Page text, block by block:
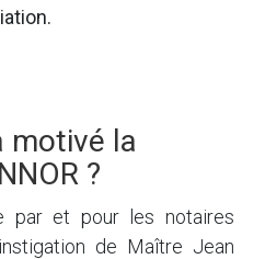
motivé la
?
par et pour les notaires
de Maître Jean